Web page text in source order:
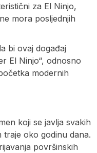
za El Ninjo,
mora posljednjih
bi ovaj događaj
El Ninjo“, odnosno
modernih
koji se javlja svakih
traje oko godinu dana.
površinskih